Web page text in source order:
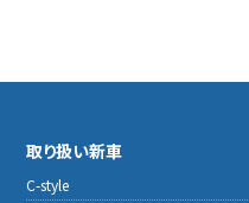
取り扱い新車
C-style